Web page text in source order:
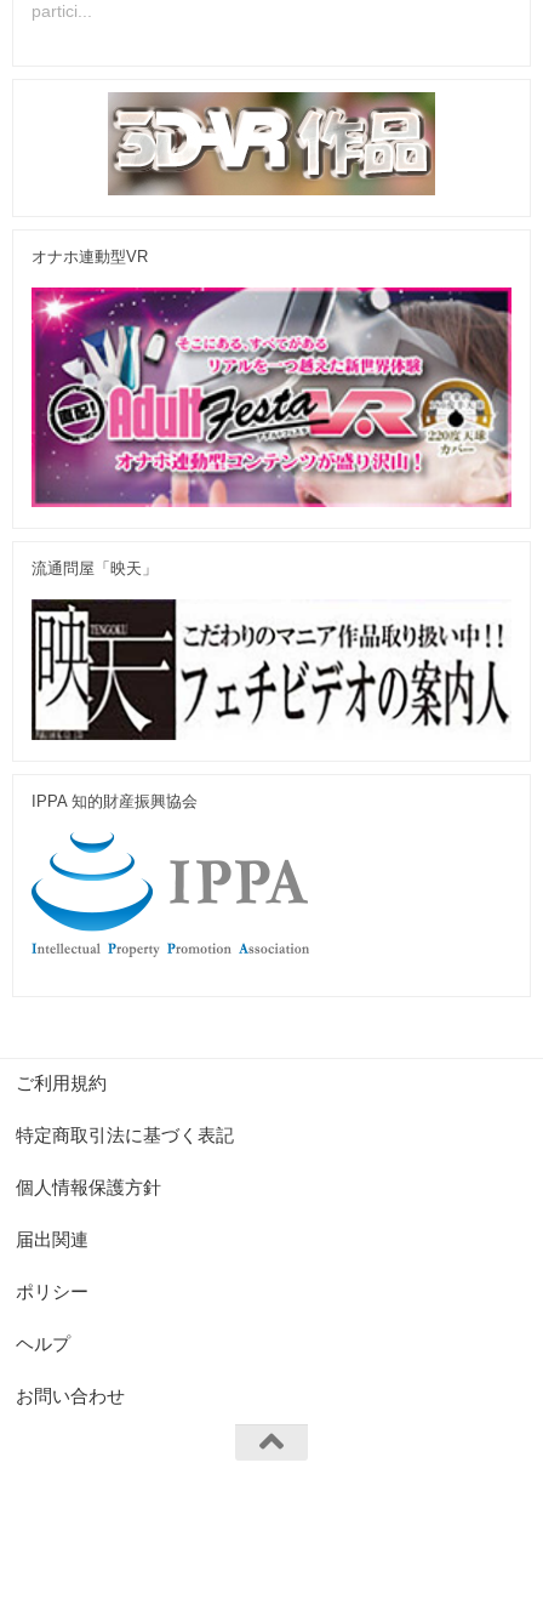
partici...
オナホ連動型VR
流通問屋「映天」
IPPA 知的財産振興協会
ご利用規約
特定商取引法に基づく表記
個人情報保護方針
届出関連
ポリシー
ヘルプ
お問い合わせ